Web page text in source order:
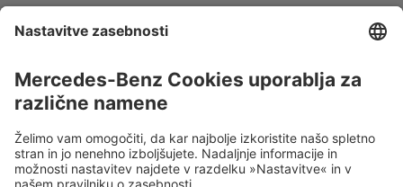
priključku in ga zavarujte pred nenamernim stikom.